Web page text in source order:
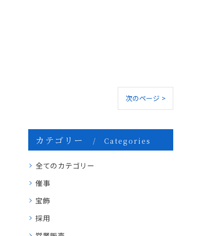
次のページ >
カテゴリー Categories
全てのカテゴリー
催事
宝飾
採用